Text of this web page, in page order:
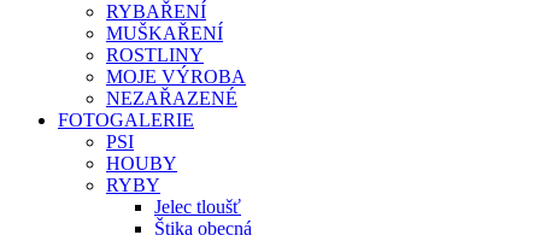
RYBAŘENÍ
MUŠKAŘENÍ
ROSTLINY
MOJE VÝROBA
NEZAŘAZENÉ
FOTOGALERIE
PSI
HOUBY
RYBY
Jelec tloušť
Štika obecná